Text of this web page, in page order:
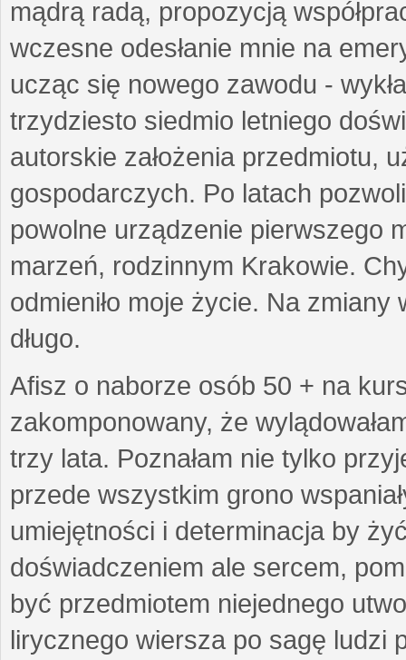
mądrą radą, propozycją
wczesne odesłanie mnie na
ucząc się nowego zawodu -
trzydziesto siedmio letniego
autorskie założenia przedmiotu,
gospodarczych. Po latach
powolne urządzenie pierwszego
marzeń, rodzinnym Krakowie.
odmieniło moje życie. Na
długo.
Afisz o naborze osób 50 + na
zakomponowany, że
trzy lata. Poznałam nie tylko
przede wszystkim grono
umiejętności i determinacja by
doświadczeniem ale sercem,
być przedmiotem niejednego
lirycznego wiersza po sagę ludzi